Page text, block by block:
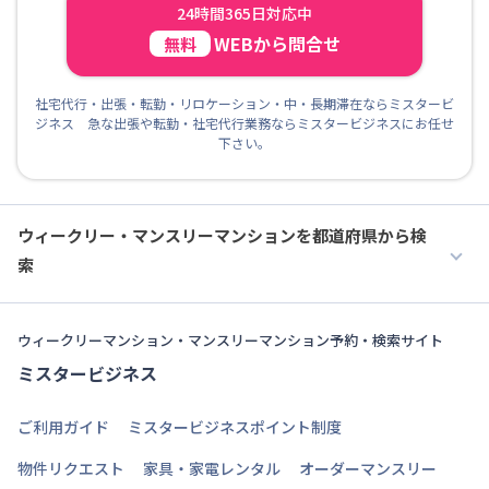
24時間365日対応中
無料 WEBから問合せ
社宅代行・出張・転勤・リロケーション・中・長期滞在ならミスタービ
ジネス 急な出張や転勤・社宅代行業務ならミスタービジネスにお任せ
下さい。
ウィークリー・マンスリーマンションを都道府県から検
索
ウィークリーマンション・マンスリーマンション予約・検索サイト
ミスタービジネス
ご利用ガイド
ミスタービジネスポイント制度
物件リクエスト
家具・家電レンタル オーダーマンスリー